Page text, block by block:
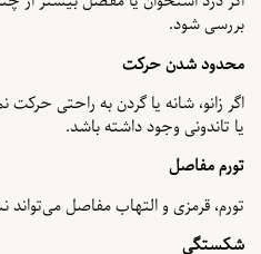
بررسی شود.
محدود شدن حرکت
اگر زانو، شانه یا گردن به راحتی
یا تاندونی وجود داشته باشد.
تورم مفاصل
تورم، قرمزی و التهاب مفاصل می‌تواند
شکستگی